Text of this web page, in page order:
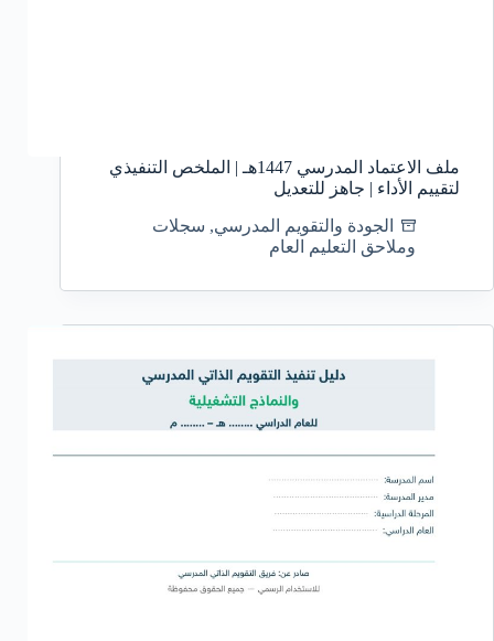
ملف الاعتماد المدرسي 1447هـ | الملخص التنفيذي
لتقييم الأداء | جاهز للتعديل
الجودة والتقويم المدرسي, سجلات
وملاحق التعليم العام